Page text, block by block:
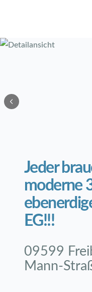
Jeder
moderne
EG!!!
09599
Mann-